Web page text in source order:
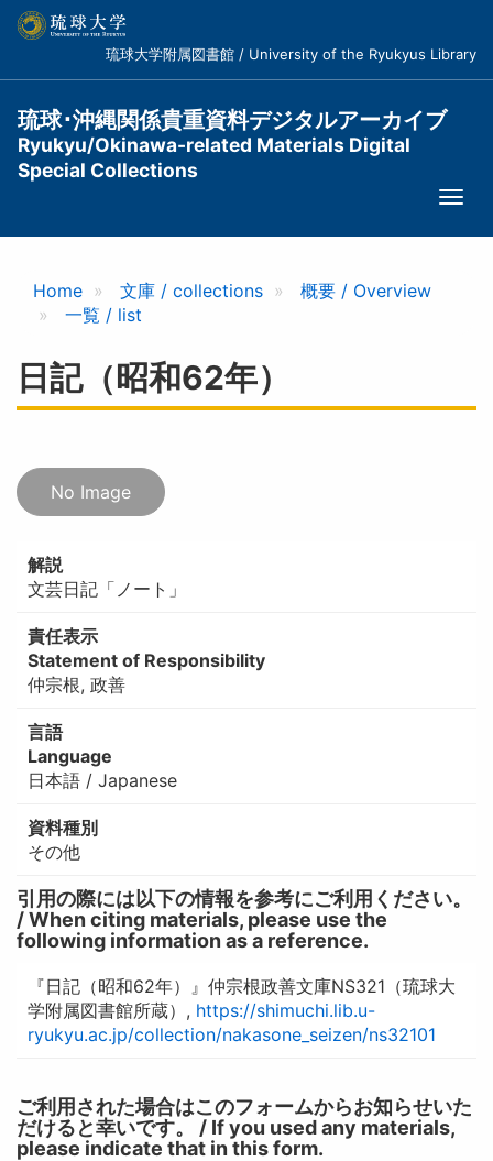
コ
琉球大学附属図書館 / University of the Ryukyus Library
琉球･沖縄関係貴重資料デジタルアーカイブ
Ryukyu/Okinawa-related Materials Digital
Special Collections
Home 文庫 / collections
概要 / Overview
一覧 / list
日記（昭和62年）
No Image
解説
文芸日記「ノート」
責任表示
Statement of Responsibility
仲宗根, 政善
言語
Language
日本語 / Japanese
資料種別
その他
引用の際には以下の情報を参考にご利用ください。
/ When citing materials, please use the
following information as a reference.
『日記（昭和62年）』仲宗根政善文庫NS321（琉球大
学附属図書館所蔵）, https://shimuchi.lib.u-
ryukyu.ac.jp/collection/nakasone_seizen/ns32101
ご利用された場合はこのフォームからお知らせいた
だけると幸いです。 / If you used any materials,
please indicate that in this form.